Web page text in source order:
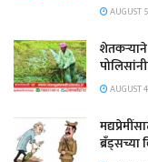
AUGUST
AUGUST
ब्रँड्सच्या